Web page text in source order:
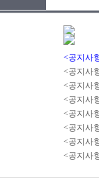
<공지사
<공지사
<공지사
<공지사
<공지사
<공지사